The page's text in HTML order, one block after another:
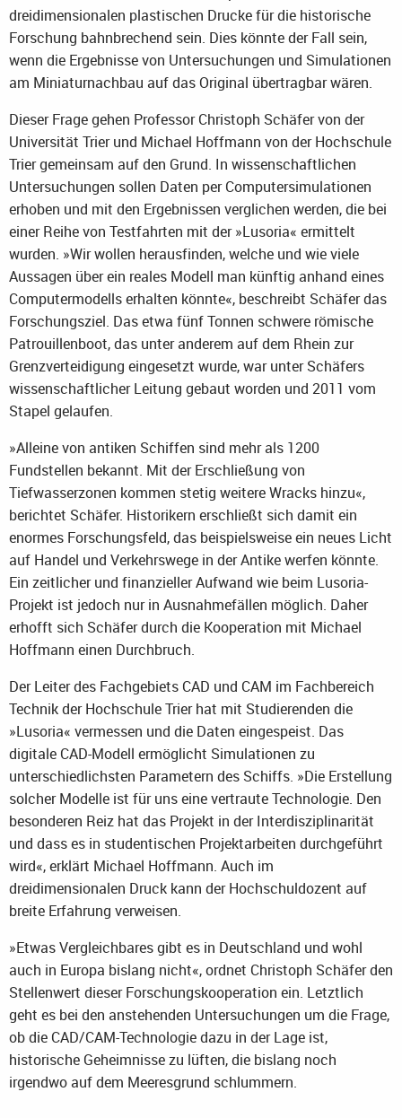
dreidimensionalen plastischen Drucke für die historische
Forschung bahnbrechend sein. Dies könnte der Fall sein,
wenn die Ergebnisse von Untersuchungen und Simulationen
am Miniaturnachbau auf das Original übertragbar wären.
Dieser Frage gehen Professor Christoph Schäfer von der
Universität Trier und Michael Hoffmann von der Hochschule
Trier gemeinsam auf den Grund. In wissenschaftlichen
Untersuchungen sollen Daten per Computersimulationen
erhoben und mit den Ergebnissen verglichen werden, die bei
einer Reihe von Testfahrten mit der »Lusoria« ermittelt
wurden. »Wir wollen herausfinden, welche und wie viele
Aussagen über ein reales Modell man künftig anhand eines
Computermodells erhalten könnte«, beschreibt Schäfer das
Forschungsziel. Das etwa fünf Tonnen schwere römische
Patrouillenboot, das unter anderem auf dem Rhein zur
Grenzverteidigung eingesetzt wurde, war unter Schäfers
wissenschaftlicher Leitung gebaut worden und 2011 vom
Stapel gelaufen.
»Alleine von antiken Schiffen sind mehr als 1200
Fundstellen bekannt. Mit der Erschließung von
Tiefwasserzonen kommen stetig weitere Wracks hinzu«,
berichtet Schäfer. Historikern erschließt sich damit ein
enormes Forschungsfeld, das beispielsweise ein neues Licht
auf Handel und Verkehrswege in der Antike werfen könnte.
Ein zeitlicher und finanzieller Aufwand wie beim Lusoria-
Projekt ist jedoch nur in Ausnahmefällen möglich. Daher
erhofft sich Schäfer durch die Kooperation mit Michael
Hoffmann einen Durchbruch.
Der Leiter des Fachgebiets CAD und CAM im Fachbereich
Technik der Hochschule Trier hat mit Studierenden die
»Lusoria« vermessen und die Daten eingespeist. Das
digitale CAD-Modell ermöglicht Simulationen zu
unterschiedlichsten Parametern des Schiffs. »Die Erstellung
solcher Modelle ist für uns eine vertraute Technologie. Den
besonderen Reiz hat das Projekt in der Interdisziplinarität
und dass es in studentischen Projektarbeiten durchgeführt
wird«, erklärt Michael Hoffmann. Auch im
dreidimensionalen Druck kann der Hochschuldozent auf
breite Erfahrung verweisen.
»Etwas Vergleichbares gibt es in Deutschland und wohl
auch in Europa bislang nicht«, ordnet Christoph Schäfer den
Stellenwert dieser Forschungskooperation ein. Letztlich
geht es bei den anstehenden Untersuchungen um die Frage,
ob die CAD/CAM-Technologie dazu in der Lage ist,
historische Geheimnisse zu lüften, die bislang noch
irgendwo auf dem Meeresgrund schlummern.